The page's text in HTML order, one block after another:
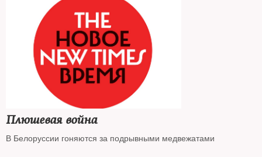
Плюшевая война
В Белоруссии гоняются за подрывными медвежатами